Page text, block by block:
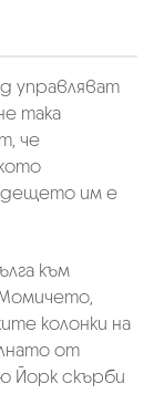
управляват
така
че
им е
към
колонки на
от
Йорк скърби